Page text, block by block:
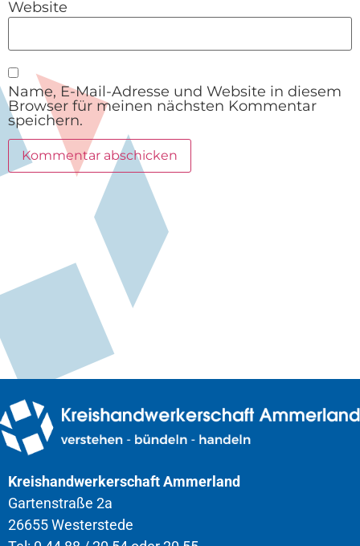
Website
Name, E-Mail-Adresse und Website in diesem
Browser für meinen nächsten Kommentar
speichern.
Kreishandwerkerschaft Ammerland
Gartenstraße 2a
26655 Westerstede